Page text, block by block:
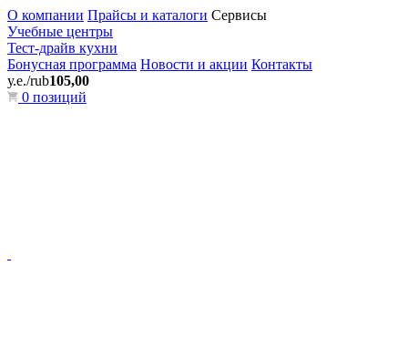
О компании Прайсы и каталоги Сервисы
Учебные центры
Тест-драйв кухни
Бонусная программа Новости и акции Контакты
у.е./rub105,00
0 позиций